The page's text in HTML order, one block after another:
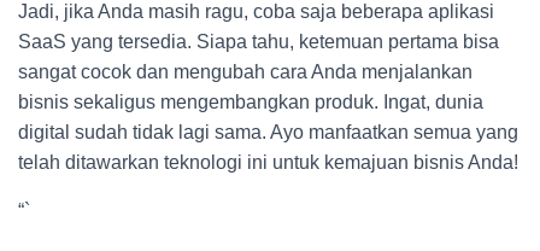
Jadi, jika Anda masih ragu, coba saja beberapa aplikasi
SaaS yang tersedia. Siapa tahu, ketemuan pertama bisa
sangat cocok dan mengubah cara Anda menjalankan
bisnis sekaligus mengembangkan produk. Ingat, dunia
digital sudah tidak lagi sama. Ayo manfaatkan semua yang
telah ditawarkan teknologi ini untuk kemajuan bisnis Anda!
“`